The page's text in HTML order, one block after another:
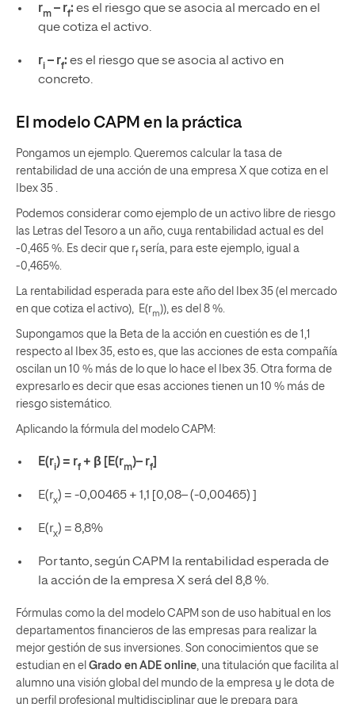
rm – rf: es el riesgo que se asocia al mercado en el
que cotiza el activo.
ri– rf: es el riesgo que se asocia al activo en
concreto.
El modelo CAPM en la práctica
Pongamos un ejemplo. Queremos calcular la tasa de
rentabilidad de una acción de una empresa X que cotiza en el
Ibex 35 .
Podemos considerar como ejemplo de un activo libre de riesgo
las Letras del Tesoro a un año, cuya rentabilidad actual es del
-0,465 %. Es decir que rfsería, para este ejemplo, igual a
-0,465%.
La rentabilidad esperada para este año del Ibex 35 (el mercado
en que cotiza el activo), E(rm)), es del 8 %.
Supongamos que la Beta de la acción en cuestión es de 1,1
respecto al Ibex 35, esto es, que las acciones de esta compañía
oscilan un 10 % más de lo que lo hace el Ibex 35. Otra forma de
expresarlo es decir que esas acciones tienen un 10 % más de
riesgo sistemático.
Aplicando la fórmula del modelo CAPM:
E(ri) = rf + β [E(rm)– rf]
E(rx) = -0,00465 + 1,1 [0,08– (-0,00465) ]
E(rx) = 8,8%
Por tanto, según CAPM la rentabilidad esperada de
la acción de la empresa X será del 8,8 %.
Fórmulas como la del modelo CAPM son de uso habitual en los
departamentos financieros de las empresas para realizar la
mejor gestión de sus inversiones. Son conocimientos que se
estudian en el Grado en ADE online , una titulación que facilita al
alumno una visión global del mundo de la empresa y le dota de
un perfil profesional multidisciplinar que le prepara para